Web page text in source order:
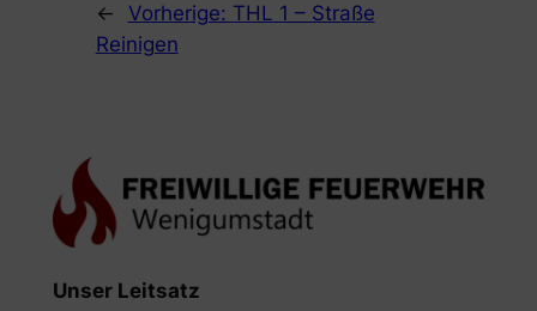
← Vorherige: THL 1 – Straße
Reinigen
Unser Leitsatz